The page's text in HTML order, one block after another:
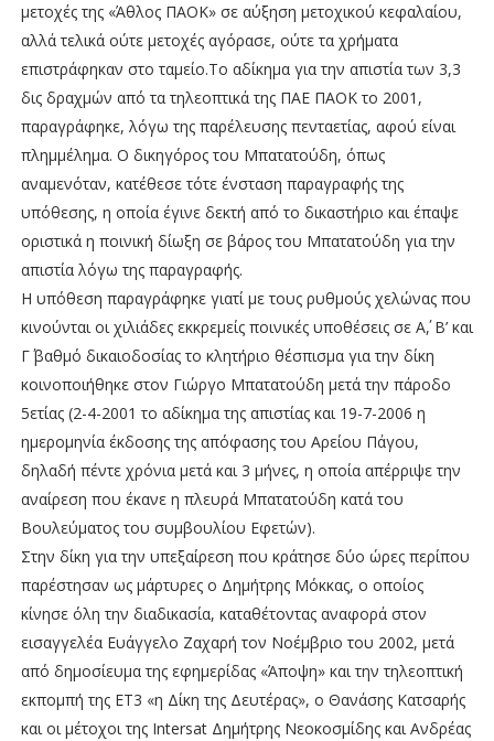
μετοχές της «Άθλος ΠΑΟΚ» σε αύξηση μετοχικού κεφαλαίου,
αλλά τελικά ούτε μετοχές αγόρασε, ούτε τα χρήματα
επιστράφηκαν στο ταμείο.Το αδίκημα για την απιστία των 3,3
δις δραχμών από τα τηλεοπτικά της ΠΑΕ ΠΑΟΚ το 2001,
παραγράφηκε, λόγω της παρέλευσης πενταετίας, αφού είναι
πλημμέλημα. Ο δικηγόρος του Μπατατούδη, όπως
αναμενόταν, κατέθεσε τότε ένσταση παραγραφής της
υπόθεσης, η οποία έγινε δεκτή από το δικαστήριο και έπαψε
οριστικά η ποινική δίωξη σε βάρος του Μπατατούδη για την
απιστία λόγω της παραγραφής.
Η υπόθεση παραγράφηκε γιατί με τους ρυθμούς χελώνας που
κινούνται οι χιλιάδες εκκρεμείς ποινικές υποθέσεις σε Α΄, Β’ και
Γ΄ βαθμό δικαιοδοσίας το κλητήριο θέσπισμα για την δίκη
κοινοποιήθηκε στον Γιώργο Μπατατούδη μετά την πάροδο
5ετίας (2-4-2001 το αδίκημα της απιστίας και 19-7-2006 η
ημερομηνία έκδοσης της απόφασης του Αρείου Πάγου,
δηλαδή πέντε χρόνια μετά και 3 μήνες, η οποία απέρριψε την
αναίρεση που έκανε η πλευρά Μπατατούδη κατά του
Βουλεύματος του συμβουλίου Εφετών).
Στην δίκη για την υπεξαίρεση που κράτησε δύο ώρες περίπου
παρέστησαν ως μάρτυρες ο Δημήτρης Μόκκας, ο οποίος
κίνησε όλη την διαδικασία, καταθέτοντας αναφορά στον
εισαγγελέα Ευάγγελο Ζαχαρή τον Νοέμβριο του 2002, μετά
από δημοσίευμα της εφημερίδας «Άποψη» και την τηλεοπτική
εκπομπή της ΕΤ3 «η Δίκη της Δευτέρας», ο Θανάσης Κατσαρής
και οι μέτοχοι της Intersat Δημήτρης Νεοκοσμίδης και Ανδρέας